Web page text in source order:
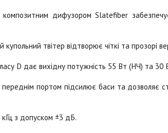
дифузором Slatefiber
купольний твітер відтворює чіткі та прозорі
D дає вихідну потужність 55 Вт (НЧ) та 30
портом підсилює баси та дозволяє
з допуском ±3 дБ.